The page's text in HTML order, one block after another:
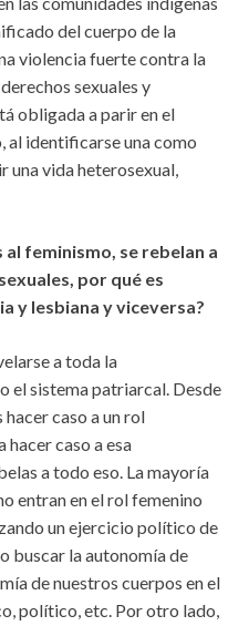
del cuerpo de la
violencia fuerte contra la
sexuales y
obligada a parir en el
al identificarse una como
una vida heterosexual,
al feminismo, se rebelan a
por qué es
y lesbiana y viceversa?
a toda la
el sistema patriarcal. Desde
hacer caso a un rol
hacer caso a esa
a todo eso. La mayoría
entran en el rol femenino
un ejercicio político de
buscar la autonomía de
de nuestros cuerpos en el
político, etc. Por otro lado,